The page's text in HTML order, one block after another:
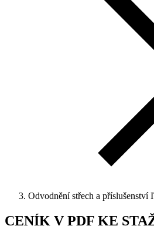
Odvodnění střech a příslušenství
CENÍK V PDF KE